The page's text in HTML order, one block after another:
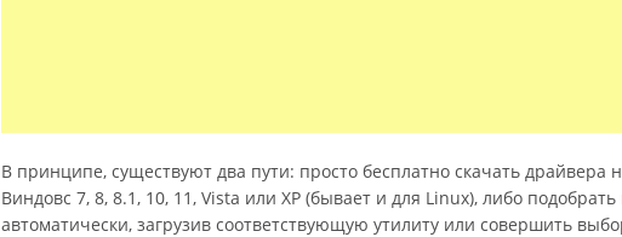
В принципе, существуют два пути: просто бесплатно скачать драйвера
Виндовс 7, 8, 8.1, 10, 11, Vista или XP (бывает и для Linux), либо
автоматически, загрузив соответствующую утилиту или совершить